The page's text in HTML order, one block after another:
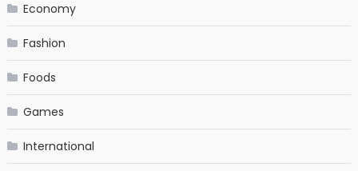
Economy
Fashion
Foods
Games
International